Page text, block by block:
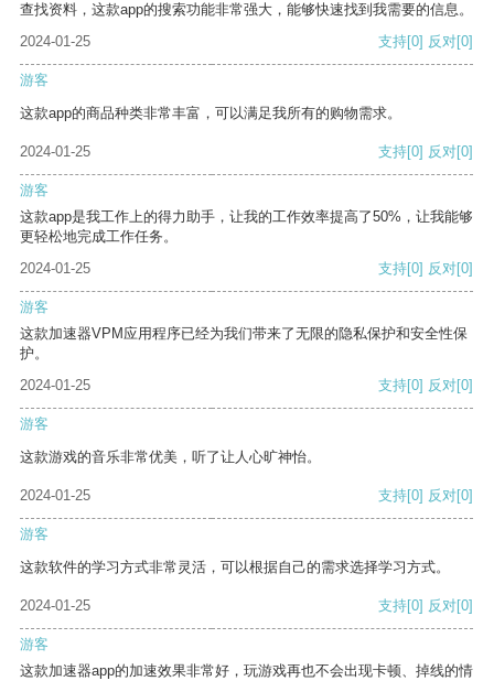
查找资料，这款app的搜索功能非常强大，能够快速找到我需要的信息。
2024-01-25
支持[0] 反对[0]
游客
这款app的商品种类非常丰富，可以满足我所有的购物需求。
2024-01-25 支持[0] 反对[0]
游客
这款app是我工作上的得力助手，让我的工作效率提高了50%，让我能够
更轻松地完成工作任务。
2024-01-25
支持[0] 反对[0]
游客
这款加速器VPM应用程序已经为我们带来了无限的隐私保护和安全性保
护。
2024-01-25
支持[0] 反对[0]
游客
这款游戏的音乐非常优美，听了让人心旷神怡。
2024-01-25 支持[0] 反对[0]
游客
这款软件的学习方式非常灵活，可以根据自己的需求选择学习方式。
2024-01-25 支持[0] 反对[0]
游客
这款加速器app的加速效果非常好，玩游戏再也不会出现卡顿、掉线的情